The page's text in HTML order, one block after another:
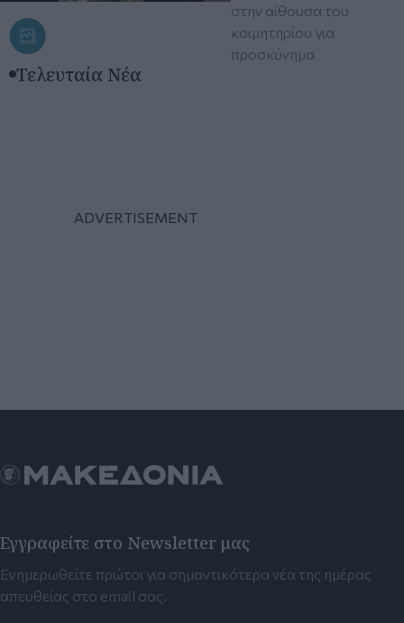
στην αίθουσα του
κοιμητηρίου για
προσκύνημα
Τελευταία Νέα
Εγγραφείτε στο Newsletter μας
Ενημερωθείτε πρώτοι για σημαντικότερα νέα της ημέρας
απευθείας στο email σας.